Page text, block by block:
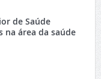
de Saúde
área da saúde